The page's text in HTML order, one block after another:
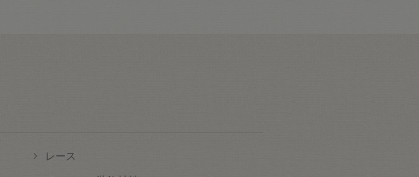
レース